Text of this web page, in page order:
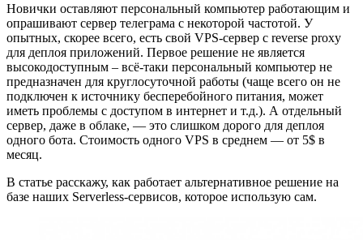
Новички оставляют персональный компьютер работающим и
опрашивают сервер телеграма с некоторой частотой. У
опытных, скорее всего, есть свой VPS-сервер с reverse proxy
для деплоя приложений. Первое решение не является
высокодоступным – всё-таки персональный компьютер не
предназначен для круглосуточной работы (чаще всего он не
подключен к источнику бесперебойного питания, может
иметь проблемы с доступом в интернет и т.д.). А отдельный
сервер, даже в облаке, — это слишком дорого для деплоя
одного бота. Стоимость одного VPS в среднем — от 5$ в
месяц.
В статье расскажу, как работает альтернативное решение на
базе наших Serverless-сервисов, которое использую сам.